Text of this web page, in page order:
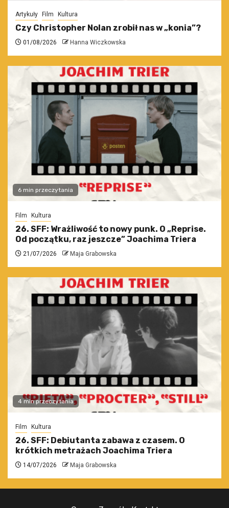
Artykuły Film Kultura
Czy Christopher Nolan zrobił nas w „konia”?
01/08/2026 Hanna Wiczkowska
6 min przeczytania
Film Kultura
26. SFF: Wrażliwość to nowy punk. O „Reprise.
Od początku, raz jeszcze” Joachima Triera
21/07/2026 Maja Grabowska
4 min przeczytania
Film Kultura
26. SFF: Debiutanta zabawa z czasem. O
krótkich metrażach Joachima Triera
14/07/2026 Maja Grabowska